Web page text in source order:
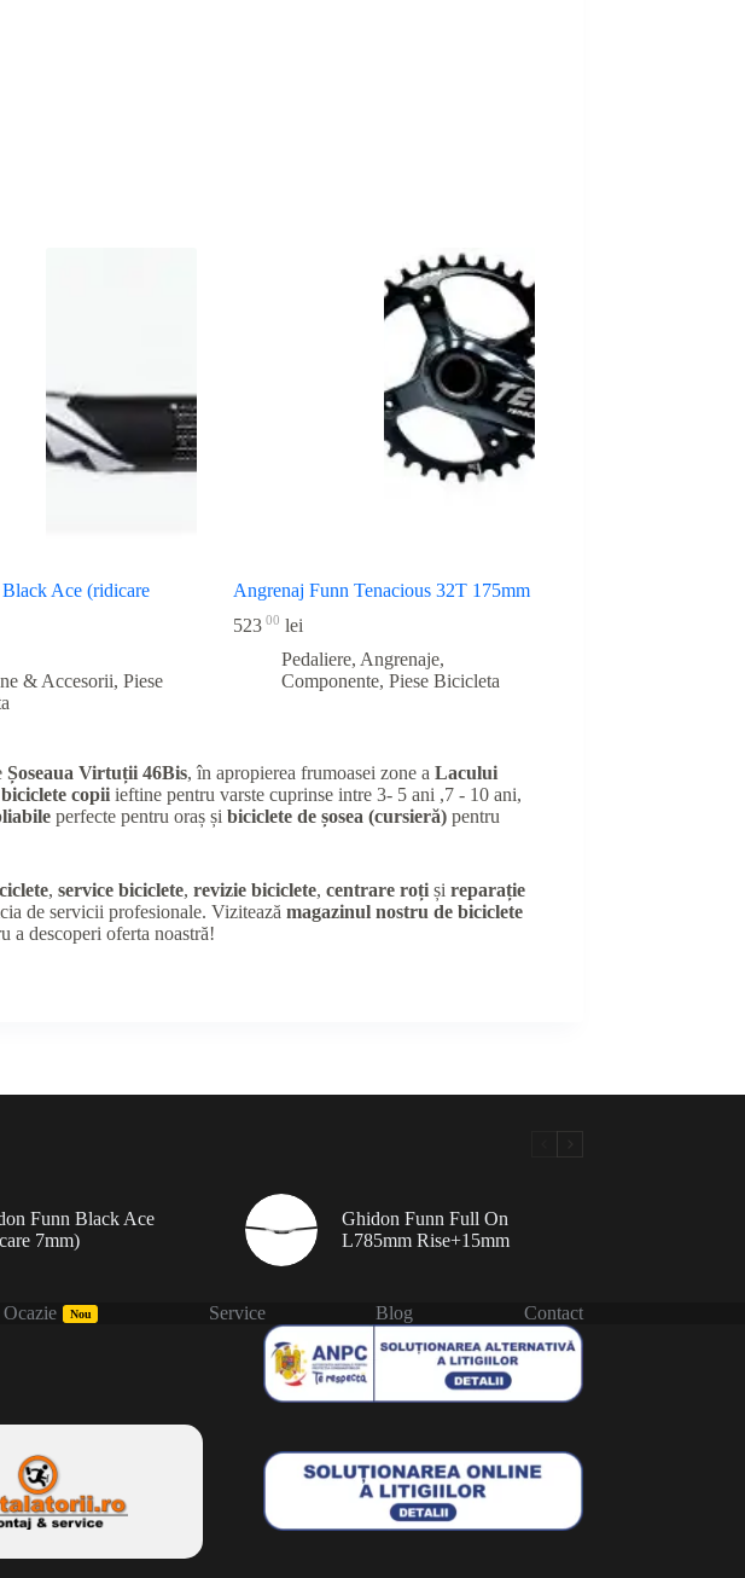
Ace (ridicare
& Accesorii, Piese
Angrenaj Funn Tenacious 32T 175mm
523 00 lei
Pedaliere, Angrenaje,
Componente, Piese Bicicleta
Șoseaua Virtuții 46Bis, în apropierea frumoasei zone a Lacului
biciclete copii ieftine pentru varste cuprinse intre 3- 5 ani ,7 - 10 ani,
perfecte pentru oraș și biciclete de șosea (cursieră) pentru
, service biciclete, revizie biciclete, centrare roți și reparație
de servicii profesionale. Vizitează magazinul nostru de biciclete
a descoperi oferta noastră!
Funn Black Ace
7mm)
Ghidon Funn Full On
L785mm Rise+15mm
Nou Service Blog
Contact